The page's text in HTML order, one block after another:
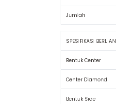
Jumlah
SPESIFIKASI BERLIAN
Bentuk Center
Center Diamond
Bentuk Side